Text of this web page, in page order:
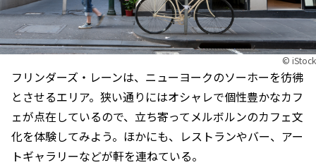
©︎ iStock
フリンダーズ・レーンは、ニューヨークのソーホーを彷彿
とさせるエリア。狭い通りにはオシャレで個性豊かなカフ
ェが点在しているので、立ち寄ってメルボルンのカフェ文
化を体験してみよう。ほかにも、レストランやバー、アー
トギャラリーなどが軒を連ねている。